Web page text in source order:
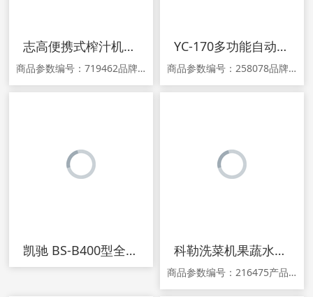
志高便携式榨汁机多功能全自动家用水果小型充电迷你电动炸果汁杯
商品参数编号：719462品牌：志高型号：ZG-K852C产地：中国大陆颜色分类：白色 粉色 粉色【升级版】 白色【升级版】 白色【高配版】 粉色【高配版】电压：≤36V(含)生产企业：宁波赵记电器有限公司采购地：中国大陆保修期：24个月商品详情 1.关于产品宣传，由于新广告法规定不得采用夸大宣传，故本商城已针对在售
YC-170多功能自动包馅机食品月饼生产线月饼机
商品参数编号：258078品牌：other/其他商品详情 YC-170多功能自动包馅机食品月饼生产线月饼机 1.关于产品宣传，由于新广告法规定不得采用夸大宣传，故本商城已针对在售产品的广告宜传完成排查整改，若尚有不妥之处敬请提示。关于此类问题发生的纠纷不作为赔偿理由，可支持退货退款。关于产品标题，由于搜索引擎搜索功
凯驰 BS-B400型全自动热收缩机 热收缩膜包装机 餐具热收缩膜机 科勒洗菜机果蔬水果清洗机家用智能消毒解毒机全自动食材净化机器
商品参数编号：216475产品名称：KOHLER/科勒 K-22482T-...品牌：KOHLER/科勒型号：K-22482T-NA颜色分类：K-22482T-NA洗涤筐结构：分离式洗涤筐额定清洗容量：8升及以上生产企业：科勒（中国）投资有限公司控制方式：电脑式保修期：36个月商品详情